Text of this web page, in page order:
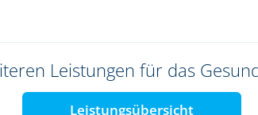
Leistungen für das
Leistungsübersicht